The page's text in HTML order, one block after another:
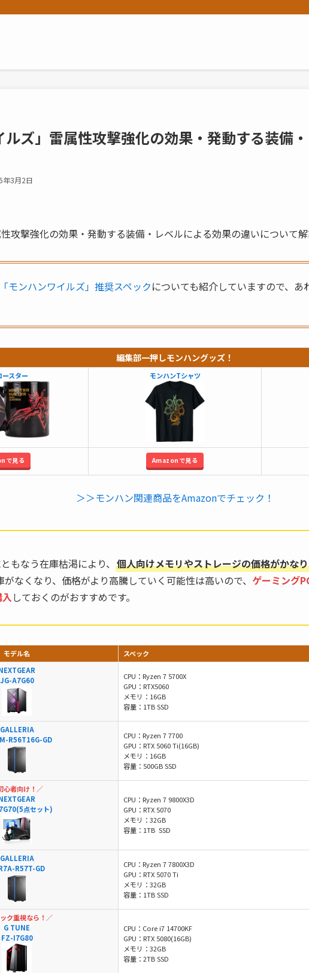
ルズ」雷属性攻撃強化の効果・発動する装備
年3月2日
攻撃強化の効果・発動する装備・レベルによる効果の違いについて
「モンハンワイルズ」推奨スペックについても紹介していますので、
編集部一押しモンハングッズ！
ースター モンハンTシャツ
で見る Amazonで見る
＞＞モンハン関連商品をAmazonでチェック！
もなう在庫枯渇により、 個人向けメモリやストレージの価格がかな
なくなり、価格がより高騰していく可能性は高いので、 ゲーミング
しておくのがおすすめです。
モデル名
スペック
JG-A7G60
CPU：Ryzen 7 5700X
GPU：RTX5060
メモリ：16GB
容量：1TB SSD
GALLERIA
R56T16G-GD
CPU：Ryzen 7 7700
GPU：RTX 5060 Ti(16GB)
メモリ：16GB
容量：500GB SSD
心者向け！／
点セット)
CPU：Ryzen 7 9800X3D
GPU：RTX 5070
メモリ：32GB
容量：1TB SSD
GALLERIA
R57T-GD
CPU：Ryzen 7 7800X3D
GPU：RTX 5070 Ti
メモリ：32GB
容量：1TB SSD
ク重視なら！／
G TUNE
FZ-I7G80
CPU：Core i7 14700KF
GPU：RTX 5080(16GB)
メモリ：32GB
容量：2TB SSD